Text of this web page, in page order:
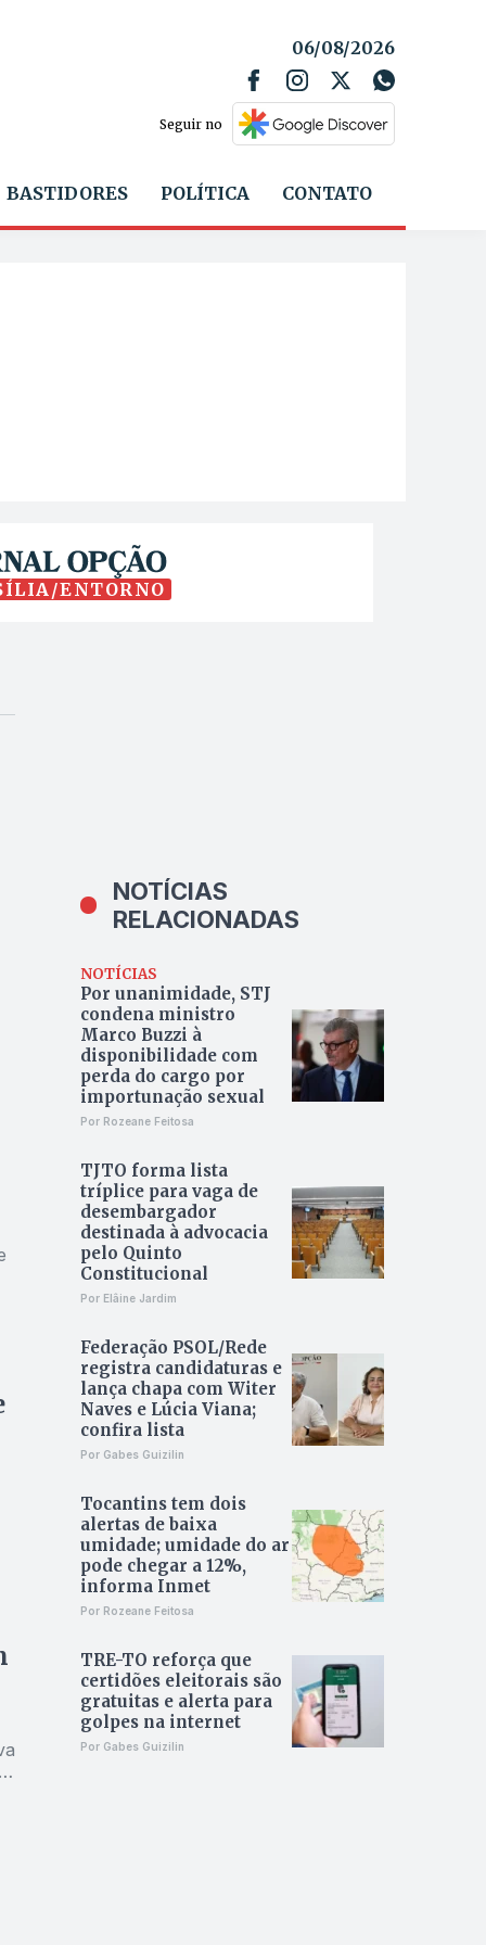
06/08/2026
Seguir no
BASTIDORES POLÍTICA CONTATO
ENTORNO
NOTÍCIAS
RELACIONADAS
NOTÍCIAS
Por unanimidade, STJ
condena ministro
Marco Buzzi à
disponibilidade com
perda do cargo por
importunação sexual
Por Rozeane Feitosa
TJTO forma lista
tríplice para vaga de
desembargador
destinada à advocacia
pelo Quinto
Constitucional
Por Elâine Jardim
Federação PSOL/Rede
registra candidaturas e
lança chapa com Witer
Naves e Lúcia Viana;
confira lista
Por Gabes Guizilin
Tocantins tem dois
alertas de baixa
umidade; umidade do ar
pode chegar a 12%,
informa Inmet
Por Rozeane Feitosa
TRE-TO reforça que
certidões eleitorais são
gratuitas e alerta para
golpes na internet
Por Gabes Guizilin